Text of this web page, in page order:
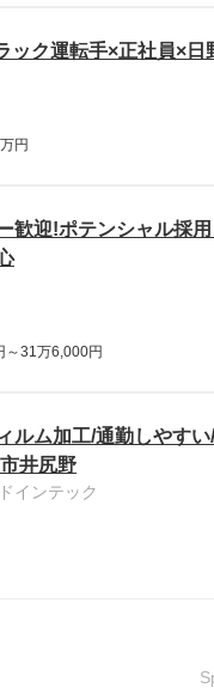
ック運転手×正社員×日
円
歓迎!ポテンシャル採
～31万6,000円
ルム加工/通勤しやす
井尻野
インテック